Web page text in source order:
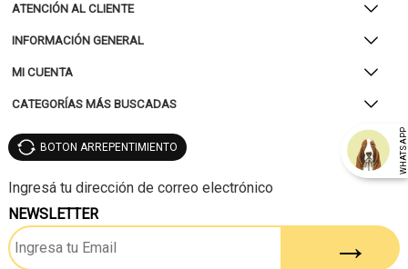
ATENCIÓN AL CLIENTE
INFORMACIÓN GENERAL
MI CUENTA
CATEGORÍAS MÁS BUSCADAS
WHATSAPP
BOTON ARREPENTIMIENTO
NEWSLETTER